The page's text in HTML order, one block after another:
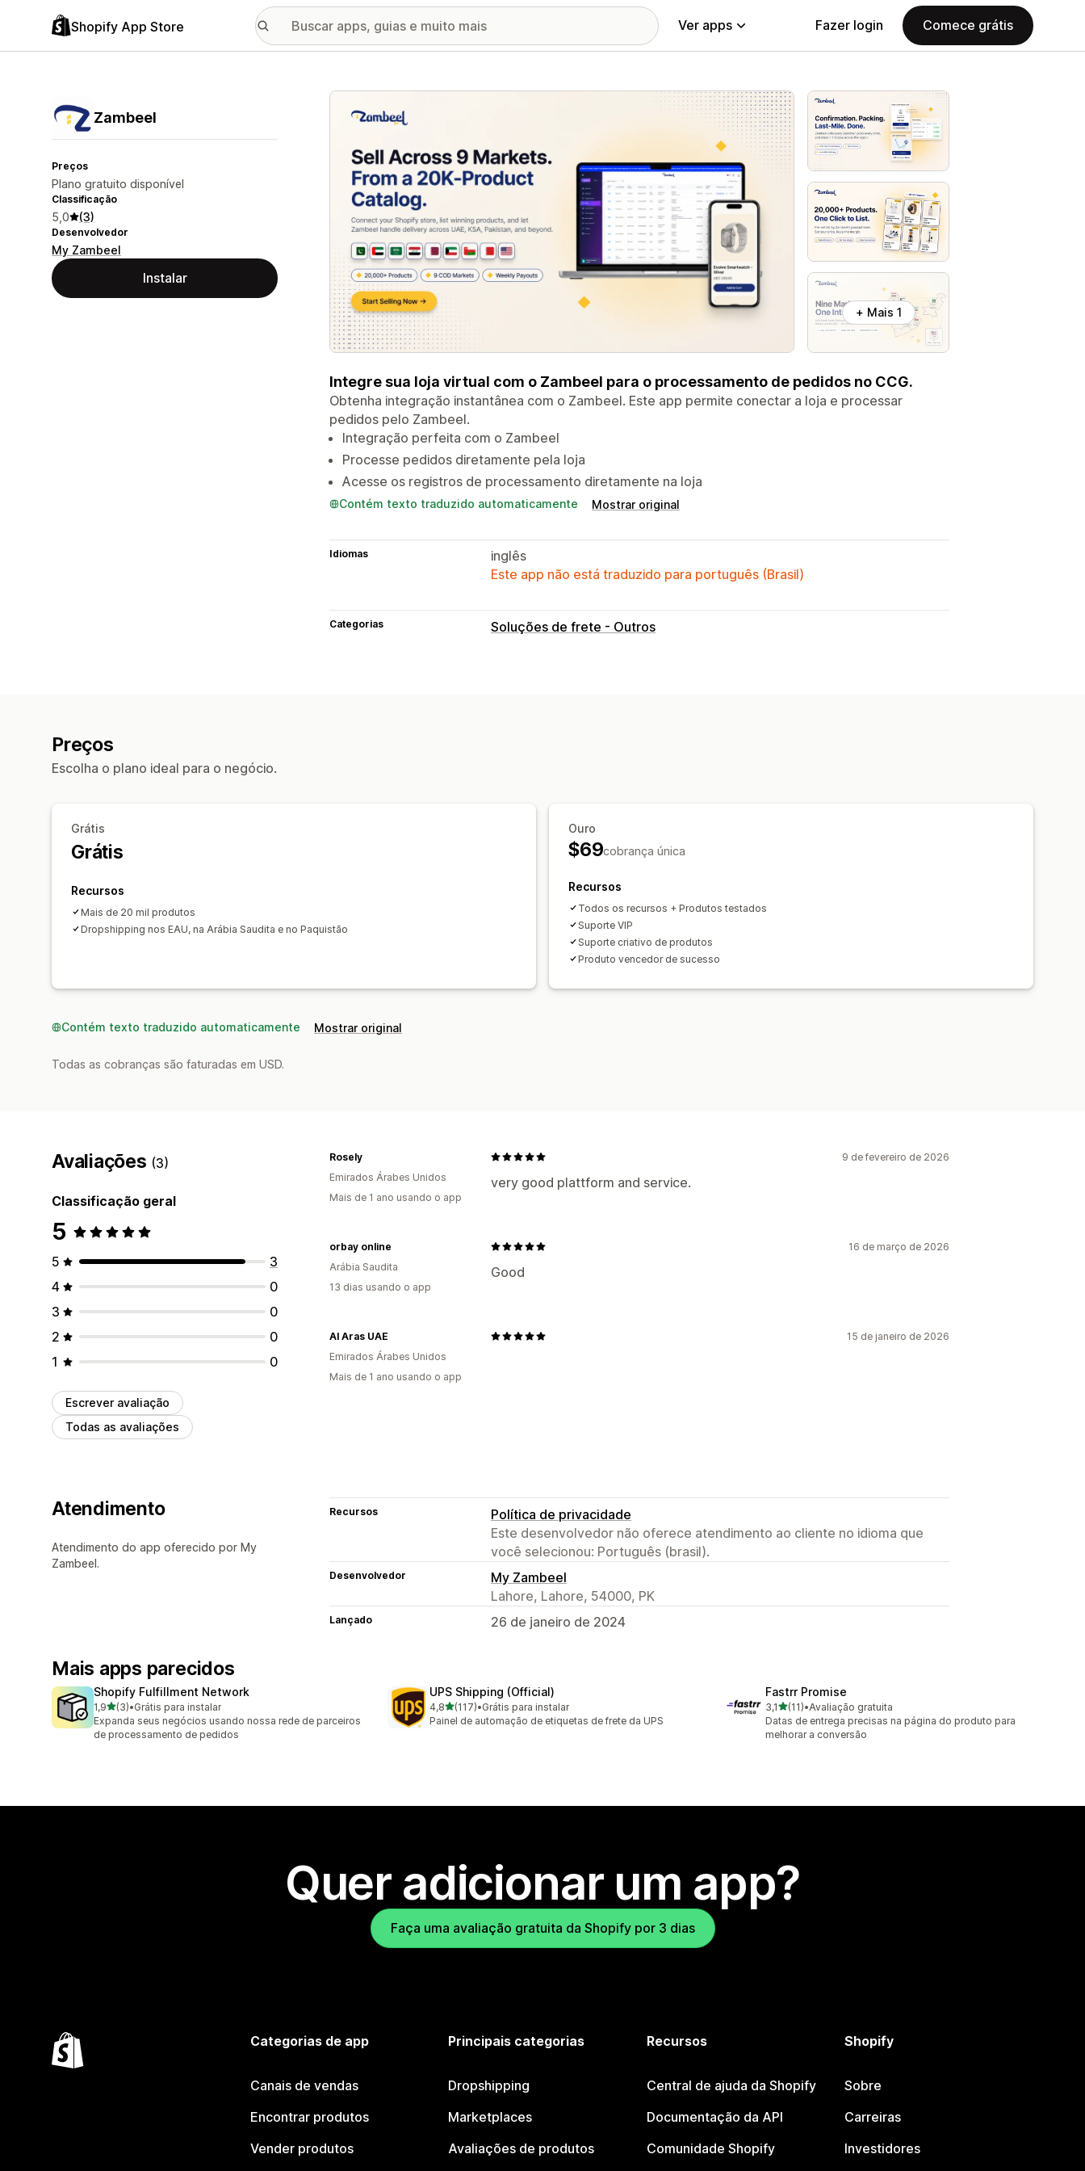
Shopify App Store Ver apps Fazer login Comece grátis
Zambeel
Preços
Plano gratuito disponível
Classificação
5,0 (3)
Desenvolvedor
My Zambeel
Instalar
Galeria de imagens em destaque
+ Mais 1
Integre sua loja virtual com o Zambeel para o processamento de pedidos no CCG.
Obtenha integração instantânea com o Zambeel. Este app permite conectar a loja e processar
pedidos pelo Zambeel.
Integração perfeita com o Zambeel
Processe pedidos diretamente pela loja
Acesse os registros de processamento diretamente na loja
Contém texto traduzido automaticamente Mostrar original
Idiomas
inglês
Este app não está traduzido para português (Brasil)
Categorias Soluções de frete - Outros
Preços
Escolha o plano ideal para o negócio.
Grátis
Grátis
Recursos
Mais de 20 mil produtos
Dropshipping nos EAU, na Arábia Saudita e no Paquistão
Ouro
$69cobrança única
Recursos
Todos os recursos + Produtos testados
Suporte VIP
Suporte criativo de produtos
Produto vencedor de sucesso
Contém texto traduzido automaticamente Mostrar original
Todas as cobranças são faturadas em USD.
Avaliações (3)
Classificação geral
5
5
3
4
0
3
0
2
0
1
0
Escrever avaliação
Todas as avaliações
9 de fevereiro de 2026
very good plattform and service.
Rosely
Emirados Árabes Unidos
Mais de 1 ano usando o app
16 de março de 2026
Good
orbay online
Arábia Saudita
13 dias usando o app
15 de janeiro de 2026
Al Aras UAE
Emirados Árabes Unidos
Mais de 1 ano usando o app
Atendimento
Atendimento do app oferecido por My
Zambeel.
Recursos
Política de privacidade
Este desenvolvedor não oferece atendimento ao cliente no idioma que
você selecionou: Português (brasil).
Desenvolvedor
My Zambeel
Lahore, Lahore, 54000, PK
Lançado 26 de janeiro de 2024
Mais apps parecidos
Shopify Fulfillment Network
1,9de 5 estrelas
(3)
3 avaliações ao todo
•Grátis para instalar
Expanda seus negócios usando nossa rede de parceiros
de processamento de pedidos
UPS Shipping (Official)
4,8de 5 estrelas
(117)
117 avaliações ao todo
•Grátis para instalar
Painel de automação de etiquetas de frete da UPS
Fastrr Promise
3,1de 5 estrelas
(11)
11 avaliações ao todo
•Avaliação gratuita
Datas de entrega precisas na página do produto para
melhorar a conversão
Quer adicionar um app?
Faça uma avaliação gratuita da Shopify por 3 dias
Categorias de app
Canais de vendas
Encontrar produtos
Vender produtos
Principais categorias
Dropshipping
Marketplaces
Avaliações de produtos
Recursos
Central de ajuda da Shopify
Documentação da API
Comunidade Shopify
Shopify
Sobre
Carreiras
Investidores